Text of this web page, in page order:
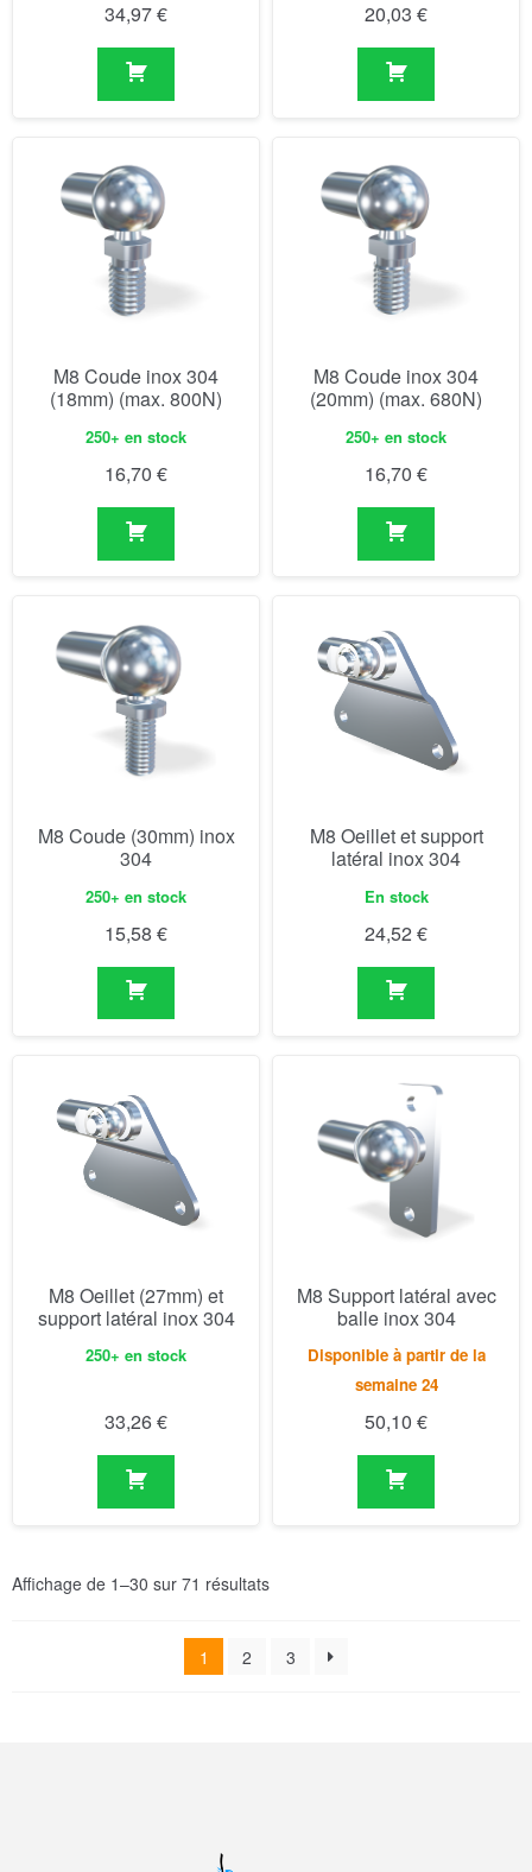
34,97€ 20,03 €
M8 Coude inox 304
(18mm) (max. 800N)
250+ en stock
16,70 €
M8 Coude inox 304
(20mm) (max. 680N)
250+ en stock
16,70 €
M8 Coude (30mm) inox
304
250+ en stock
15,58 €
M8 Oeillet et support
latéral inox 304
En stock
24,52 €
M8 Oeillet (27mm) et
support latéral inox 304
250+ en stock
33,26€
M8 Support latéral avec
balle inox 304
Disponible à partir de la
semaine 24
50,10 €
Affichage de 1–30 sur 71 résultats
1 2 3